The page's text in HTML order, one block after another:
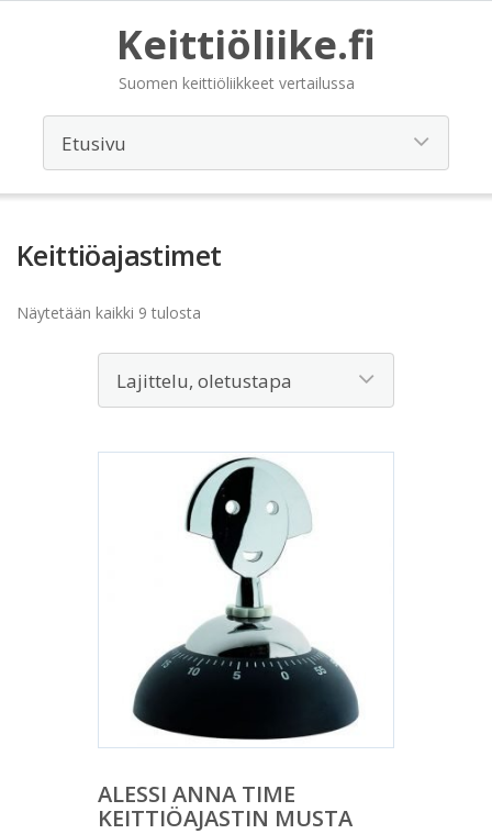
Keittiöliike.fi
Suomen keittiöliikkeet vertailussa
Keittiöajastimet
Näytetään kaikki 9 tulosta
ALESSI ANNA TIME
KEITTIÖAJASTIN MUSTA